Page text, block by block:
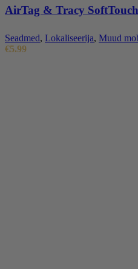
AirTag & Tracy
Seadmed, Lokaliseerija, Muud
€5.99